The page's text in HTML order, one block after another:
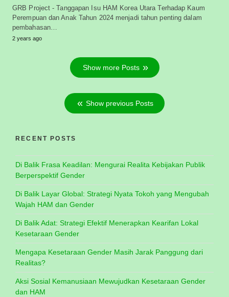
GRB Project - Tanggapan Isu HAM Korea Utara Terhadap Kaum
Perempuan dan Anak Tahun 2024 menjadi tahun penting dalam
pembahasan…
2 years ago
Show more Posts
Show previous Posts
RECENT POSTS
Di Balik Frasa Keadilan: Mengurai Realita Kebijakan Publik
Berperspektif Gender
Di Balik Layar Global: Strategi Nyata Tokoh yang Mengubah
Wajah HAM dan Gender
Di Balik Adat: Strategi Efektif Menerapkan Kearifan Lokal
Kesetaraan Gender
Mengapa Kesetaraan Gender Masih Jarak Panggung dari
Realitas?
Aksi Sosial Kemanusiaan Mewujudkan Kesetaraan Gender
dan HAM